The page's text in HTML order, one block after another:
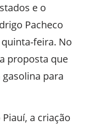
e o
Pacheco
feira. No
proposta que
para
a criação